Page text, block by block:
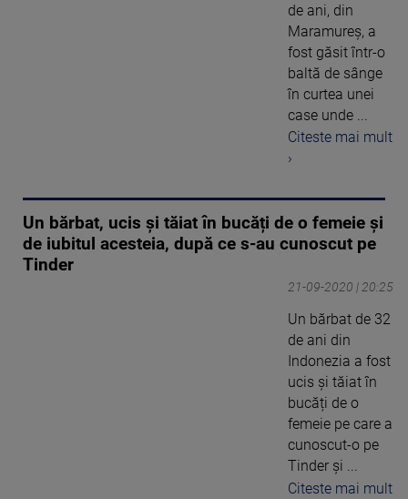
de ani, din
Maramureș, a
fost găsit într-o
baltă de sânge
în curtea unei
case unde ...
Citeste mai mult
›
Un bărbat, ucis și tăiat în bucăți de o femeie și
de iubitul acesteia, după ce s-au cunoscut pe
Tinder
21-09-2020 | 20:25
Un bărbat de 32
de ani din
Indonezia a fost
ucis și tăiat în
bucăți de o
femeie pe care a
cunoscut-o pe
Tinder și ...
Citeste mai mult